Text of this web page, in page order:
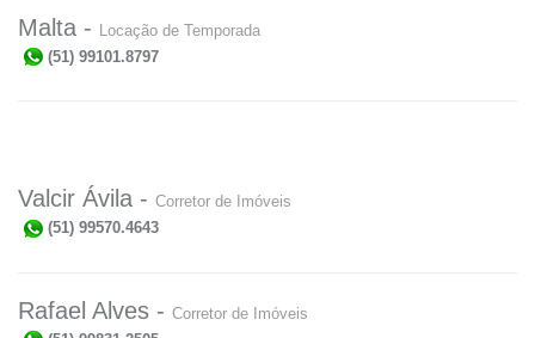
Malta - Locação de Temporada
(51) 99101.8797
Valcir Ávila - Corretor de Imóveis
(51) 99570.4643
Rafael Alves - Corretor de Imóveis